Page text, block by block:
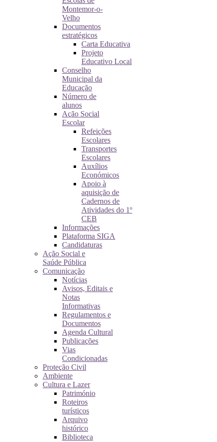
Montemor-o-
Velho
Documentos
estratégicos
Carta Educativa
Projeto
Educativo Local
Conselho
Municipal da
Educação
Número de
alunos
Ação Social
Escolar
Refeições
Escolares
Transportes
Escolares
Auxílios
Económicos
Apoio à
aquisição de
Cadernos de
Atividades do 1º
CEB
Informações
Plataforma SIGA
Candidaturas
Ação Social e
Saúde Pública
Comunicação
Notícias
Avisos, Editais e
Notas
Informativas
Regulamentos e
Documentos
Agenda Cultural
Publicações
Vias
Condicionadas
Proteção Civil
Ambiente
Cultura e Lazer
Património
Roteiros
turísticos
Arquivo
histórico
Biblioteca